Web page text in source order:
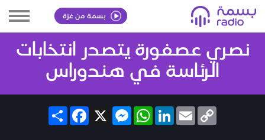
بسمة من غزة
نصري عصفورة يتصدر انتخابات
الرئاسة في هندوراس
Share
Facebook X
Messenger
WhatsAppLinkedInEmailCopy
Link